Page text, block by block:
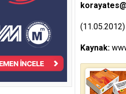
(11.05.2012)
Kaynak: